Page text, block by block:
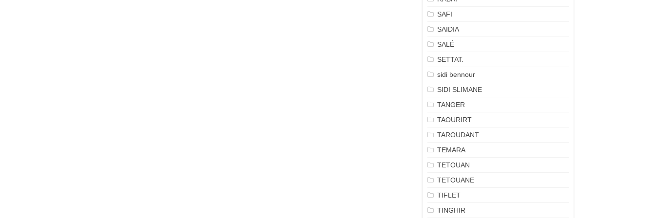
SAFI
SAIDIA
SALÉ
SETTAT.
sidi bennour
SIDI SLIMANE
TANGER
TAOURIRT
TAROUDANT
TEMARA
TETOUAN
TETOUANE
TIFLET
TINGHIR